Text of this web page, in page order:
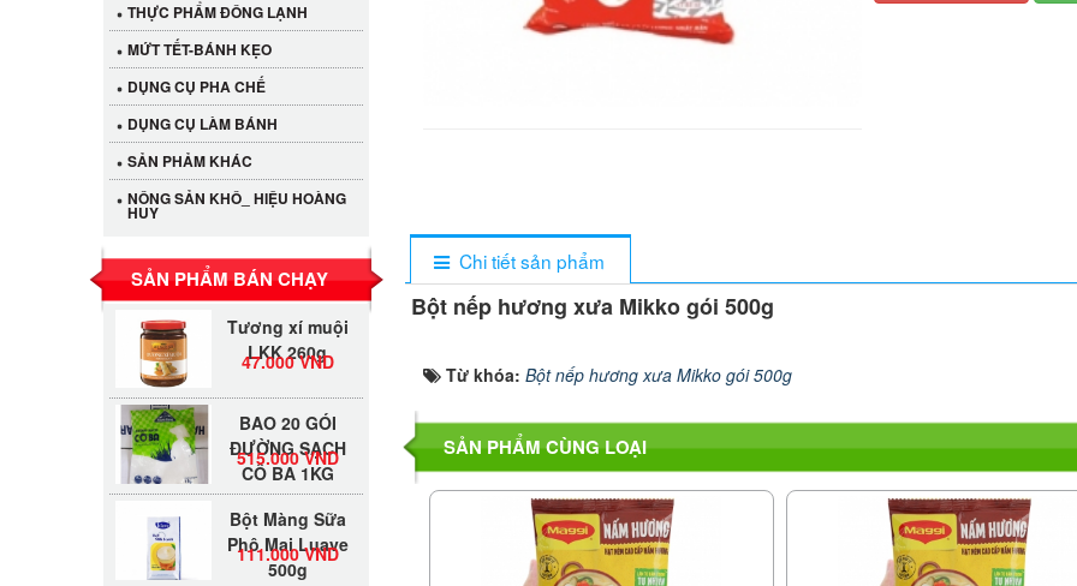
Chi tiết sản phẩm
Bột nếp hương xưa Mikko gói 500g
Từ khóa: Bột nếp hương xưa Mikko gói 500g
SẢN PHẨM CÙNG LOẠI
THỰC PHẨM ĐÔNG LẠNH
MỨT TẾT-BÁNH KẸO
DỤNG CỤ PHA CHẾ
DỤNG CỤ LÀM BÁNH
SẢN PHẢM KHÁC
NÔNG SẢN KHÔ_ HIỆU HOÀNG
HUY
SẢN PHẨM BÁN CHẠY
Cần Tây Đà Lạt
40.000 VND
LỐC 12 HỦ
LKK 260g
LKK 260g
47.000 VND
BAO 20 GÓI
ĐƯỜNG SẠCH
CÔ BA 1KG
515.000 VND
Phô Mai Luave
500g
111.000 VND